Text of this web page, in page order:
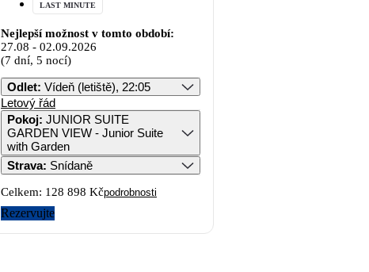
LAST MINUTE
Nejlepší možnost v tomto období:
27.08 - 02.09.2026
(7 dní, 5 nocí)
Odlet: Vídeň (letiště), 22:05
Letový řád
Pokoj: JUNIOR SUITE
GARDEN VIEW - Junior Suite
with Garden
Strava: Snídaně
Celkem: 128 898 Kčpodrobnosti
Rezervujte